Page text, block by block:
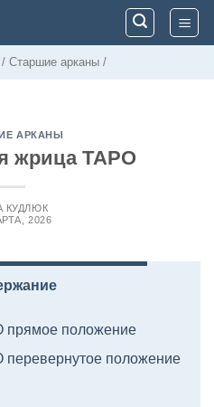
/ Старшие арканы /
АРКАНЫ
жрица ТАРО
КУДЛЮК
2026
прямое положение
положение